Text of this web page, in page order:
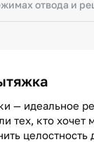
отвода и
— идеальное
тех, кто хочет